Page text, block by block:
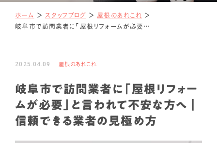
ホーム ＞ スタッフブログ ＞ 屋根のあれこれ
＞
岐阜市で訪問業者に「屋根リフォームが必要」と言われて不安な方へ｜信頼できる業者の見極め方
2025.04.09 屋根のあれこれ
岐阜市で訪問業者に「屋根リフォー
ムが必要」と言われて不安な方へ｜
信頼できる業者の見極め方